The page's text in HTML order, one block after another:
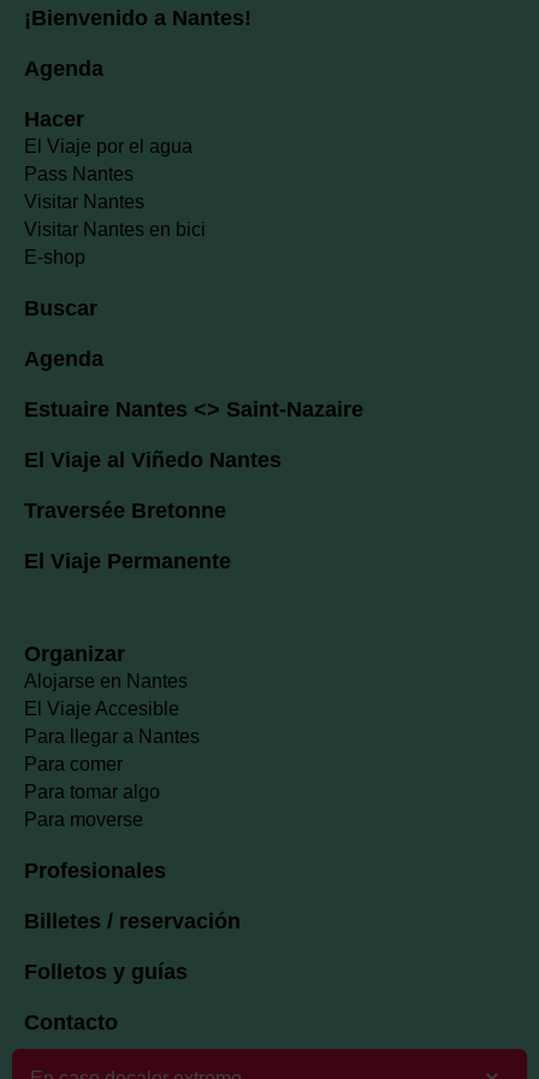
¡Bienvenido a Nantes!
Agenda
Hacer
El Viaje por el agua
Pass Nantes
Visitar Nantes
Visitar Nantes en bici
E-shop
Buscar
Agenda
Estuaire Nantes <> Saint-Nazaire
El Viaje al Viñedo Nantes
Traversée Bretonne
El Viaje Permanente
Organizar
Alojarse en Nantes
El Viaje Accesible
Para llegar a Nantes
Para comer
Para tomar algo
Para moverse
Profesionales
Billetes / reservación
Folletos y guías
Contacto